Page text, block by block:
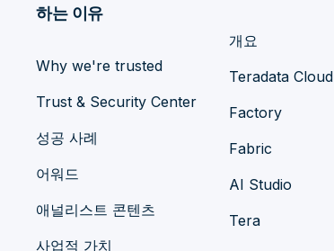
하는 이유
Why we're trusted
Trust & Security Center
성공 사례
어워드
애널리스트 콘텐츠
사업적 가치
개요
Teradata Cloud
Factory
Fabric
AI Studio
Tera